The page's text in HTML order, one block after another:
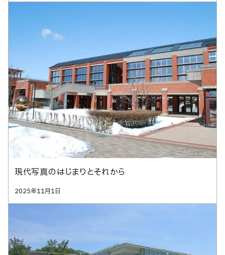
現代写真のはじまりとそれから
2025年11月1日